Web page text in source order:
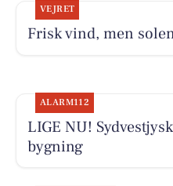
VEJRET
Frisk vind, men
ALARM112
LIGE NU!
bygning